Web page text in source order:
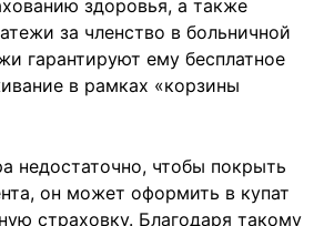
здоровья, а также
за членство в больничной
гарантируют ему бесплатное
в рамках «корзины
недостаточно, чтобы покрыть
он может оформить в купат
страховку. Благодаря такому